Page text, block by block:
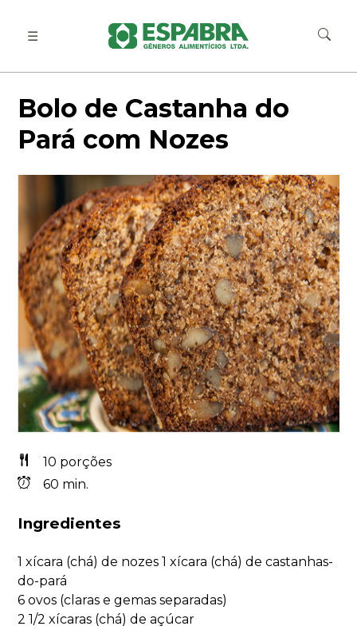
☰
Bolo de Castanha do
Pará com Nozes
10 porções
60 min.
Ingredientes
1 xícara (chá) de nozes 1 xícara (chá) de castanhas-
do-pará
6 ovos (claras e gemas separadas)
2 1/2 xícaras (chá) de açúcar